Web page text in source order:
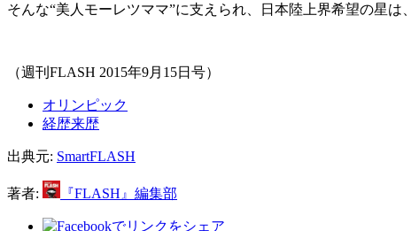
そんな“美人モーレツママ”に支えられ、日本陸上界希望の星は
（週刊FLASH 2015年9月15日号）
オリンピック
経歴来歴
出典元: SmartFLASH
著者: 『FLASH』編集部